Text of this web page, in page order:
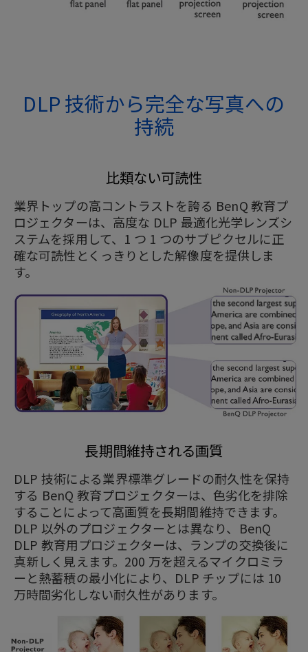
DLP 技術から完全な写真への
持続
比類ない可読性
業界トップの高コントラストを誇る BenQ 教育プ
ロジェクターは、高度な DLP 最適化光学レンズシ
ステムを採用して、1 つ 1 つのサブピクセルに正
確な可読性とくっきりとした解像度を提供しま
す。
長期間維持される画質
DLP 技術による業界標準グレードの耐久性を保持
する BenQ 教育プロジェクターは、色劣化を排除
することによって高画質を長期間維持できます。
DLP 以外のプロジェクターとは異なり、BenQ
DLP 教育用プロジェクターは、ランプの交換後に
真新しく見えます。200 万を超えるマイクロミラ
ーと熱蓄積の最小化により、DLP チップには 10
万時間劣化しない耐久性があります。